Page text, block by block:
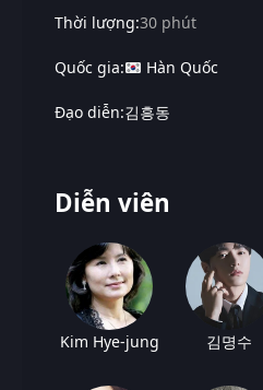
Thời lượng:30 phút
Quốc gia: Hàn Quốc
Đạo diễn:김흥동
Diễn viên
Kim Hye-jung 김명수